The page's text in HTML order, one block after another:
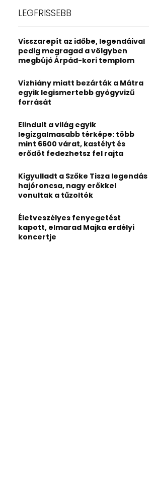
h
o
r
:
H
LEGFRISSEBB
Visszarepít az időbe, legendáival
pedig megragad a völgyben
megbújó Árpád-kori templom
Vízhiány miatt bezárták a Mátra
egyik legismertebb gyógyvizű
forrását
Elindult a világ egyik
legizgalmasabb térképe: több
mint 6600 várat, kastélyt és
erődöt fedezhetsz fel rajta
Kigyulladt a Szőke Tisza legendás
hajóroncsa, nagy erőkkel
vonultak a tűzoltók
Életveszélyes fenyegetést
kapott, elmarad Majka erdélyi
koncertje